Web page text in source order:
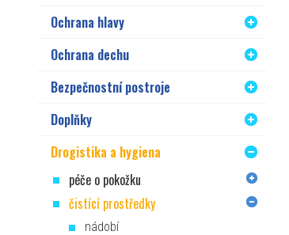
Ochrana hlavy
Ochrana dechu
Bezpečnostní postroje
Doplňky
Drogistika a hygiena
péče o pokožku
čistící prostředky
nádobí